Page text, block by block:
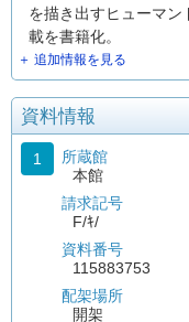
を描き出すヒューマ
載を書籍化。
＋ 追加情報を見る
資料情報
1
所蔵館
本館
請求記号
F/ｷ/
資料番号
115883753
配架場所
開架